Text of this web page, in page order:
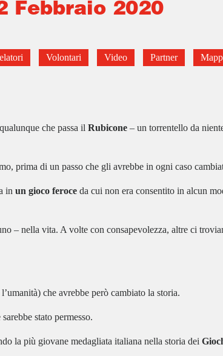
Febbraio 2020
Volontari Video Partner
che passa il Rubicone – un torrentello da
prima di un passo che gli avrebbe in ogni caso
in un gioco feroce da cui non era consentito in alcun
– nella vita. A volte con consapevolezza, altre ci
che avrebbe però cambiato la storia.
stato permesso.
la più giovane medagliata italiana nella storia dei